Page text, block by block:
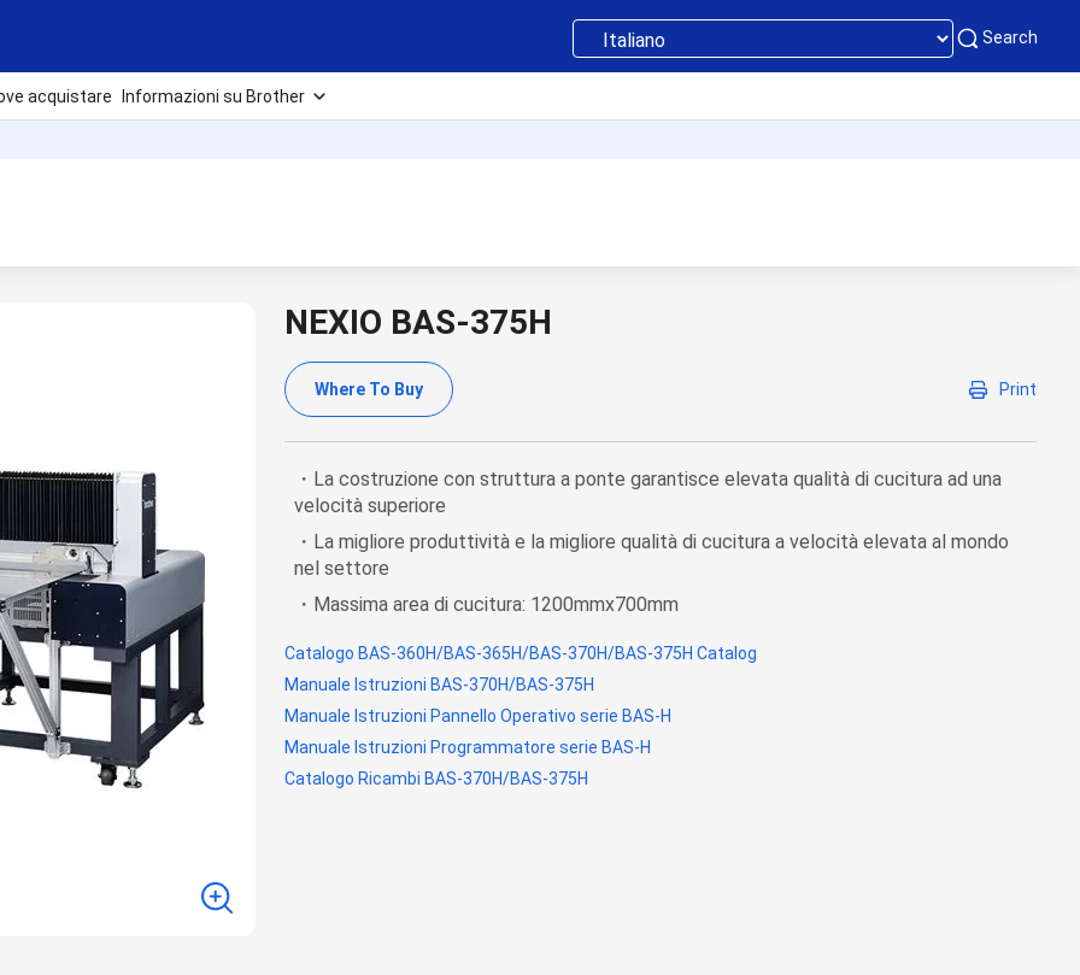
Search
acquistare Informazioni su Brother
NEXIO BAS-375H
Where To Buy Print
・La costruzione con struttura a ponte garantisce elevata qualità di cucitura ad una
velocità superiore
・La migliore produttività e la migliore qualità di cucitura a velocità elevata al mondo
nel settore
・Massima area di cucitura: 1200mmx700mm
Catalogo BAS-360H/BAS-365H/BAS-370H/BAS-375H Catalog
Manuale Istruzioni BAS-370H/BAS-375H
Manuale Istruzioni Pannello Operativo serie BAS-H
Manuale Istruzioni Programmatore serie BAS-H
Catalogo Ricambi BAS-370H/BAS-375H